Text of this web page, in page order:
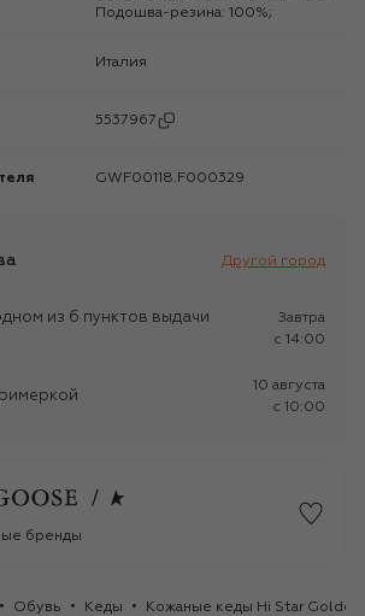
Подошва-резина: 100%;
Италия
5537967
GWF00118.F000329
Другой город
из 6 пунктов выдачи
Завтра
c 14:00
10 августа
c 10:00
бренды
Обувь Кеды Кожаные кеды Hi Star